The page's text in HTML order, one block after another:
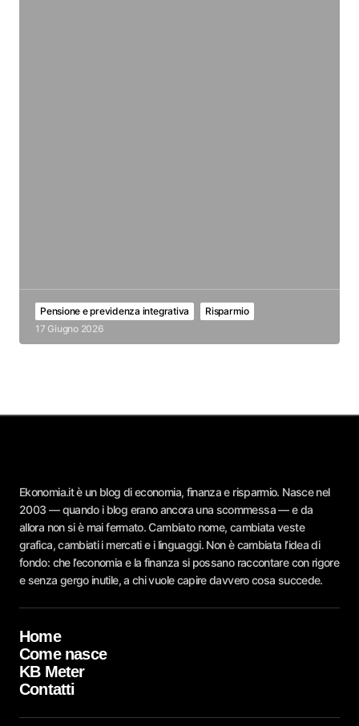
Pensione e previdenza integrativa
Risparmio
17 Giugno 2026
Ekonomia.it è un blog di economia, finanza e risparmio. Nasce nel
2003 — quando i blog erano ancora una scommessa — e da
allora non si è mai fermato. Cambiato nome, cambiata veste
grafica, cambiati i mercati e i linguaggi. Non è cambiata l’idea di
fondo: che l’economia e la finanza si possano raccontare con rigore
e senza gergo inutile, a chi vuole capire davvero cosa succede.
Home
Come nasce
KB Meter
Contatti